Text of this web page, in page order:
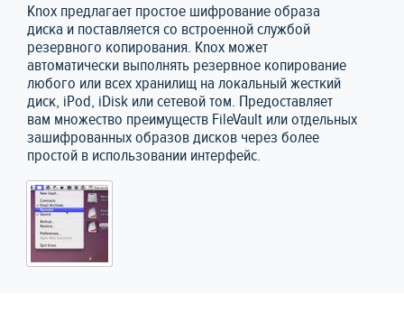
Knox предлагает простое шифрование образа
диска и поставляется со встроенной службой
резервного копирования. Knox может
автоматически выполнять резервное копирование
любого или всех хранилищ на локальный жесткий
диск, iPod, iDisk или сетевой том. Предоставляет
вам множество преимуществ FileVault или отдельных
зашифрованных образов дисков через более
простой в использовании интерфейс.